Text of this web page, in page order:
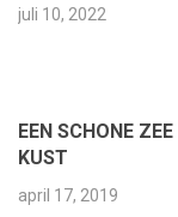
juli 10, 2022
EEN SCHONE
KUST
april 17, 2019